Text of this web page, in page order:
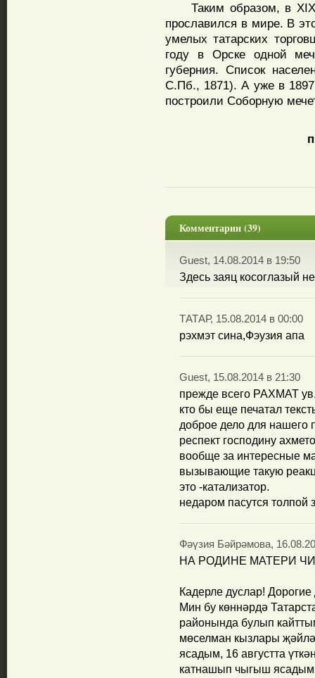
Таким образом, в XIX
прославился в мире. В
умелых татарских
году в Орске одной
губерния. Список
С.Пб., 1871). А уже в 1897
построили Соборную
Комментарии (39)
Guest, 14.08.2014 в 19:50
Здесь заяц косоглазый
ТАТАР, 15.08.2014 в 00:00
рэхмэт сина,Фэузия апа
Guest, 15.08.2014 в 21:30
прежде всего РАХМАТ
кто бы еще печатал
доброе дело для нашего
респект господину
вообще за интересные
вызывающие такую
это -катализатор.
недаром пасутся
Фәүзия Бәйрәмова,
НА РОДИНЕ МАТЕРИ
Кадерле дуслар! Дорогие
Мин бу көннәрдә
районында булып
мөселман кызлары
ясадым, 16 августта
катнашып чыгыш